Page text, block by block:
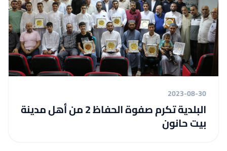
2023-08-30
البلدية تكرم صفوة الحفاظ 2 من أهل مدينة
بيت حانون